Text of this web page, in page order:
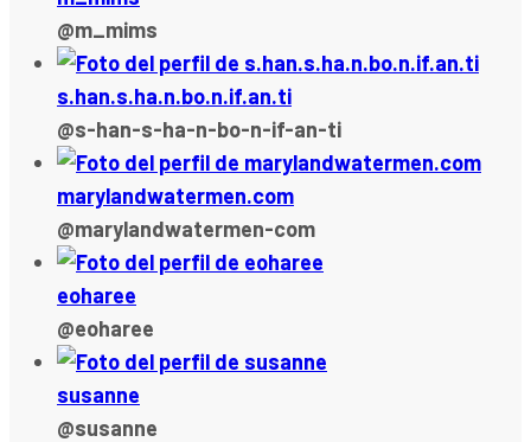
@m_mims
s.han.s.ha.n.bo.n.if.an.ti
@s-han-s-ha-n-bo-n-if-an-ti
marylandwatermen.com
@marylandwatermen-com
eoharee
@eoharee
susanne
@susanne